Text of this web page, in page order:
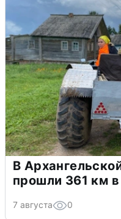
В
прошли 361 км
7 августа 0